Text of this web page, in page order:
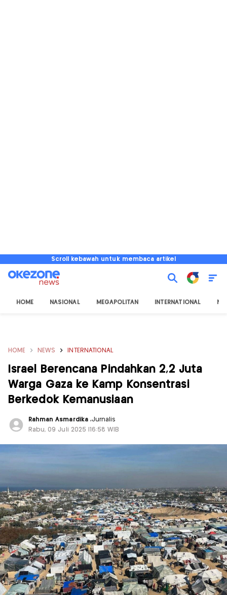
Scroll kebawah untuk membaca artikel
HOME NASIONAL MEGAPOLITAN INTERNATIONAL
HOME NEWS INTERNATIONAL
Israel Berencana Pindahkan 2,2 Juta
Warga Gaza ke Kamp Konsentrasi
Berkedok Kemanusiaan
Rahman Asmardika ,Jurnalis
Rabu, 09 Juli 2025 |16:58 WIB